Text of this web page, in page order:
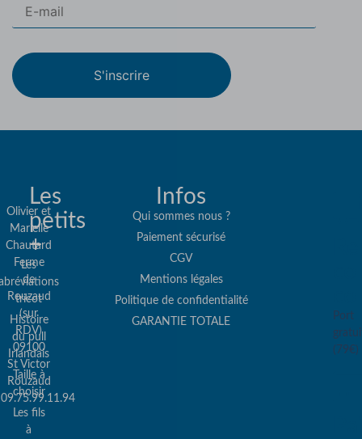
S'inscrire
Olivier et
Marielle
Chautard
Ferme
de
Rouzaud
(sur
RDV)
09100
St Victor
Rouzaud
09.75.99.11.94
Les
petits
+
Les
tricot
Histoire
du pull
Irlandais
Taille à
choisir
Les fils
à
Infos
Qui sommes nous ?
Paiement sécurisé
CGV
Mentions légales
Politique de confidentialité
GARANTIE TOTALE
Port
(79€)